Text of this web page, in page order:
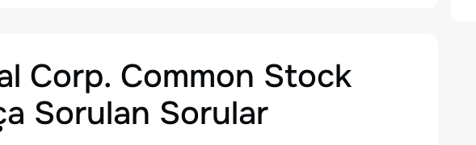
Corp. Common Stock
Sorulan Sorular